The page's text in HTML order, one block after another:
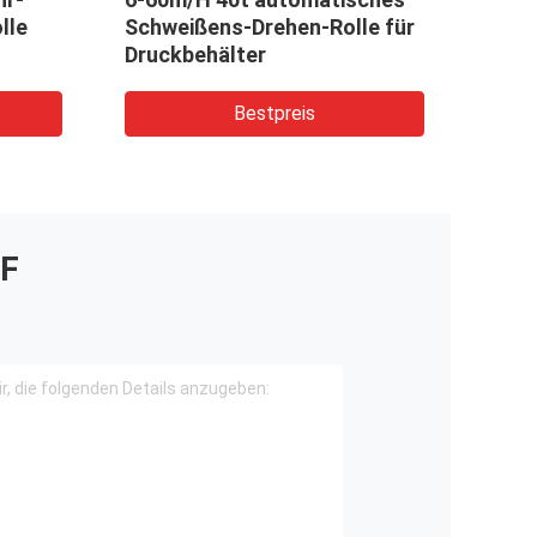
Schweißens-Drehen-Rolle für
Druckbehälter
Bestpreis